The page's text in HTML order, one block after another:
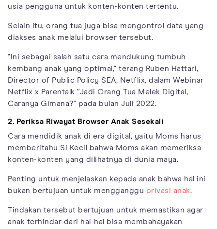
usia pengguna untuk konten-konten tertentu.
Selain itu, orang tua juga bisa mengontrol data yang
diakses anak melalui browser tersebut.
"Ini sebagai salah satu cara mendukung tumbuh
kembang anak yang optimal," terang Ruben Hattari,
Director of Public Policy SEA, Netflix, dalam Webinar
Netflix x Parentalk “Jadi Orang Tua Melek Digital,
Caranya Gimana?" pada bulan Juli 2022.
2. Periksa Riwayat Browser Anak Sesekali
Cara mendidik anak di era digital, yaitu Moms harus
memberitahu Si Kecil bahwa Moms akan memeriksa
konten-konten yang dilihatnya di dunia maya.
Penting untuk menjelaskan kepada anak bahwa hal ini
bukan bertujuan untuk mengganggu privasi anak.
Tindakan tersebut bertujuan untuk memastikan agar
anak terhindar dari hal-hal bisa membahayakan